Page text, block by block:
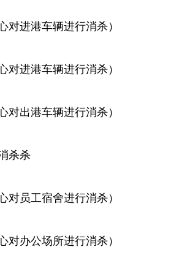
对进港车辆进行消杀）
对进港车辆进行消杀）
对出港车辆进行消杀）
杀杀
对员工宿舍进行消杀）
对办公场所进行消杀）